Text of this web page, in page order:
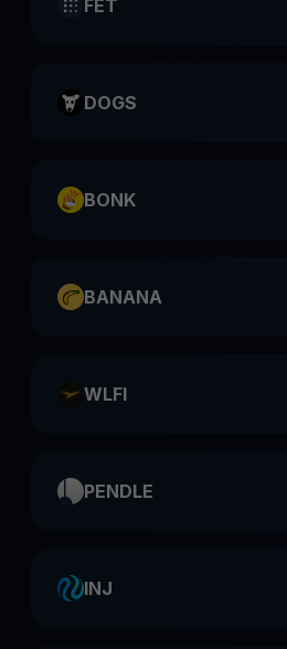
FET
DOGS
BONK
BANANA
WLFI
PENDLE
INJ